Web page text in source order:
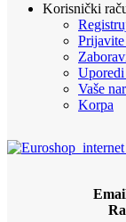
Korisnički
Prijavite
Vaše
Korpa